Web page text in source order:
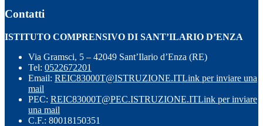
Contatti
ISTITUTO COMPRENSIVO DI SANT’ILARIO D’ENZA
Via Gramsci, 5 – 42049 Sant’Ilario d’Enza (RE)
Tel: 0522672201
Email: REIC83000T@ISTRUZIONE.ITLink per inviare una
mail
PEC: REIC83000T@PEC.ISTRUZIONE.ITLink per inviare
una mail
C.F.: 80018150351